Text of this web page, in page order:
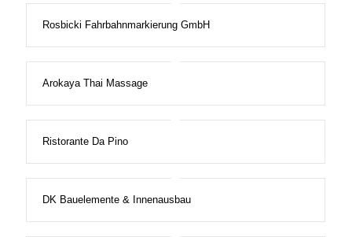
Rosbicki Fahrbahnmarkierung GmbH
Arokaya Thai Massage
Ristorante Da Pino
DK Bauelemente & Innenausbau